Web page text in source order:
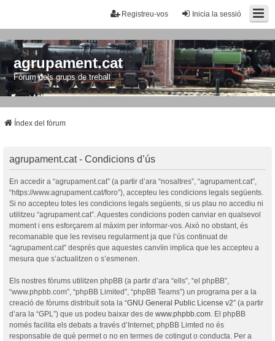
Inicia la sessió
Registreu-vos
agrupament.cat
Fòrum dels grups de treball
Índex del fòrum
agrupament.cat - Condicions d’ús
En accedir a “agrupament.cat” (a partir d’ara “nosaltres”, “agrupament.cat”,
“https://www.agrupament.cat/foro”), accepteu les condicions legals següents.
Si no accepteu totes les condicions legals següents, si us plau no accediu ni
utilitzeu “agrupament.cat”. Aquestes condicions poden canviar en qualsevol
moment i ens esforçarem al màxim per informar-vos. Això no obstant, és
recomanable que les reviseu regularment ja que l’ús continuat de
“agrupament.cat” després que aquestes canvïin implica que les accepteu a
mesura que s’actualitzen o s’esmenen.
Els nostres fòrums utilitzen phpBB (a partir d’ara “ells”, “el phpBB”,
“www.phpbb.com”, “phpBB Limited”, “phpBB Teams”) un programa per a la
creació de fòrums distribuït sota la “GNU General Public License v2” (a partir
d’ara la “GPL”) que us podeu baixar des de www.phpbb.com . El phpBB
només facilita els debats a través d’Internet; phpBB Limted no és
responsable de què permet o no en termes de cotingut o conducta. Per a